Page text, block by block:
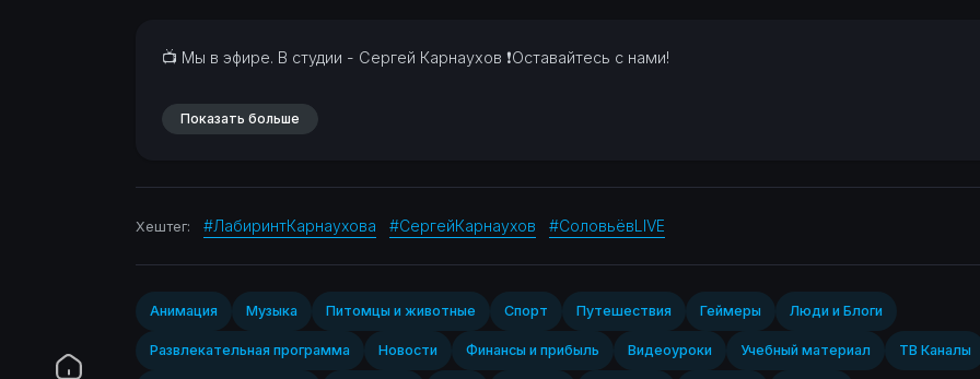
⁣📺 Мы в эфире. В студии - Сергей Карнаухов ❗Оставайтесь с нами!
Показать больше
Хештег: #ЛабиринтКарнаухова #СергейКарнаухов #СоловьёвLIVE
Анимация Музыка Питомцы и животные Спорт‎ Путешествия Геймеры Люди и Блоги
Развлекательная программа Новости Финансы и прибыль Видеоуроки Учебный материал ТВ Каналы